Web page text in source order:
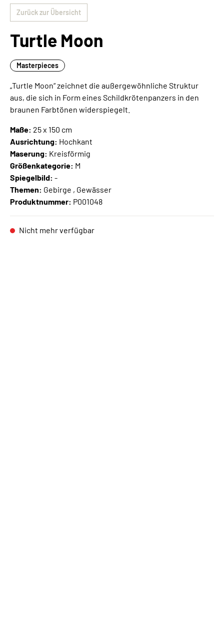
Zurück zur Übersicht
Turtle Moon
Masterpieces
„Turtle Moon“ zeichnet die außergewöhnliche Struktur
aus, die sich in Form eines Schildkrötenpanzers in den
braunen Farbtönen widerspiegelt.
Maße: 25 x 150 cm
Ausrichtung: Hochkant
Maserung: Kreisförmig
Größenkategorie: M
Spiegelbild: -
Themen: Gebirge , Gewässer
Produktnummer: P001048
Nicht mehr verfügbar